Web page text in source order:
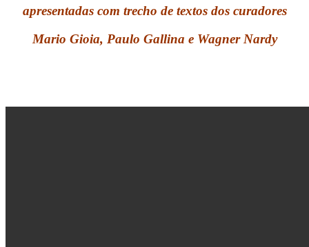
apresentadas com trecho de textos dos curadores
Mario Gioia, Paulo Gallina e Wagner Nardy